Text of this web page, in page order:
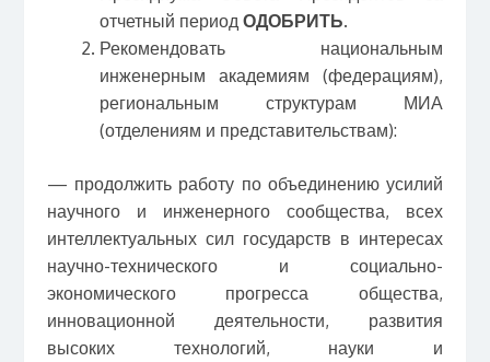
отчетный период ОДОБРИТЬ.
Рекомендовать национальным
инженерным академиям (федерациям),
региональным структурам МИА
(отделениям и представительствам):
— продолжить работу по объединению усилий
научного и инженерного сообщества, всех
интеллектуальных сил государств в интересах
научно-технического и социально-
экономического прогресса общества,
инновационной деятельности, развития
высоких технологий, науки и